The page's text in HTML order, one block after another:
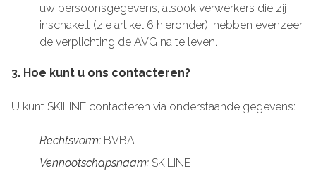
uw persoonsgegevens, alsook verwerkers die zij
inschakelt (zie artikel 6 hieronder), hebben evenzeer
de verplichting de AVG na te leven.
3. Hoe kunt u ons contacteren?
U kunt SKILINE contacteren via onderstaande gegevens:
Rechtsvorm: BVBA
Vennootschapsnaam: SKILINE